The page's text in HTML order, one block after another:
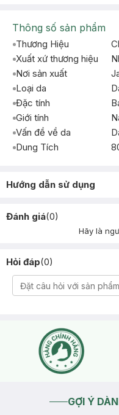
Thông số sản phẩm
Thương Hiệu
Xuất xứ thương hiệu
Nơi sản xuất
Loại da
Đặc tính
Giới tính
Vấn đề về da
Dung Tích
Hướng dẫn sử dụng
Đánh giá(0)
Hãy là
Hỏi đáp(0)
GỢI Ý